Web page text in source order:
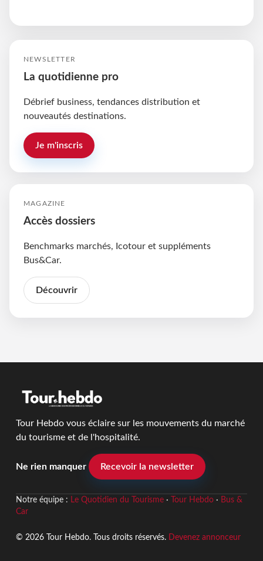
NEWSLETTER
La quotidienne pro
Débrief business, tendances distribution et
nouveautés destinations.
Je m'inscris
MAGAZINE
Accès dossiers
Benchmarks marchés, Icotour et suppléments
Bus&Car.
Découvrir
Tour Hebdo vous éclaire sur les mouvements du marché
du tourisme et de l'hospitalité.
Ne rien manquer Recevoir la newsletter
Notre équipe : Le Quotidien du Tourisme· Tour Hebdo· Bus &
Car
© 2026 Tour Hebdo. Tous droits réservés. Devenez annonceur